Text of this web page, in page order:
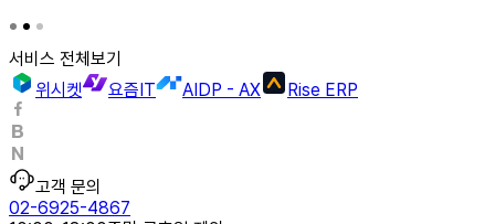
서비스 전체보기
위시켓
요즘IT AIDP - AX Rise ERP
고객 문의
02-6925-4867